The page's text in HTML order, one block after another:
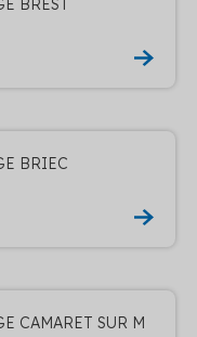
BRIEC
CAMARET SUR M